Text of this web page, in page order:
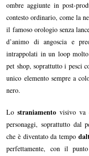
ombre aggiunte in post-
contesto ordinario, come la
il famoso orologio senza
d’animo di angoscia e
intrappolati in un loop
pet shop, soprattutto i pesci
unico elemento sempre a
nero.
Lostraniamento visivo va
personaggi, soprattutto dal
che è diventato da tempo
perfettamente, con il